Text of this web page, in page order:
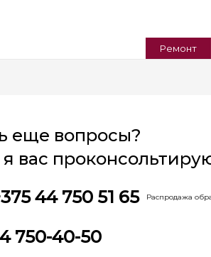
Ремонт
еще вопросы?
я вас
44 750 51 65 Распродажа
750-40-50